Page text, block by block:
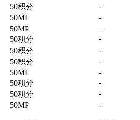
50积分
-
50MP
-
50MP
-
50积分
-
50积分
-
50积分
-
50MP
-
50积分
-
50积分
-
50MP -